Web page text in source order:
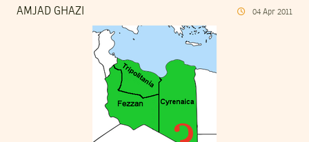
AMJAD GHAZI 04 Apr 2011